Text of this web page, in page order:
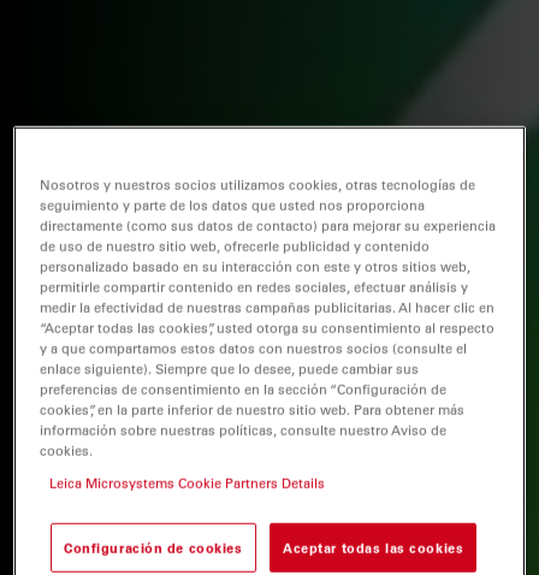
Nosotros y nuestros socios utilizamos cookies, otras tecnologías de
seguimiento y parte de los datos que usted nos proporciona
directamente (como sus datos de contacto) para mejorar su experiencia
de uso de nuestro sitio web, ofrecerle publicidad y contenido
personalizado basado en su interacción con este y otros sitios web,
permitirle compartir contenido en redes sociales, efectuar análisis y
medir la efectividad de nuestras campañas publicitarias. Al hacer clic en
“Aceptar todas las cookies”, usted otorga su consentimiento al respecto
y a que compartamos estos datos con nuestros socios (consulte el
enlace siguiente). Siempre que lo desee, puede cambiar sus
preferencias de consentimiento en la sección “Configuración de
cookies”, en la parte inferior de nuestro sitio web. Para obtener más
información sobre nuestras políticas, consulte nuestro Aviso de
cookies.
Leica Microsystems Cookie Partners Details
Configuración de cookies Aceptar todas las cookies